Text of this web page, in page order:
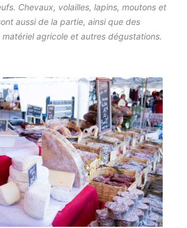
Chevaux, volailles, lapins, moutons et
aussi de la partie, ainsi que des
agricole et autres dégustations.